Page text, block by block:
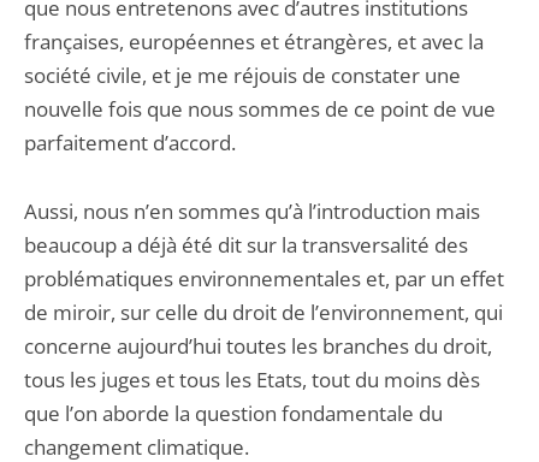
que nous entretenons avec d’autres institutions
françaises, européennes et étrangères, et avec la
société civile, et je me réjouis de constater une
nouvelle fois que nous sommes de ce point de vue
parfaitement d’accord.
Aussi, nous n’en sommes qu’à l’introduction mais
beaucoup a déjà été dit sur la transversalité des
problématiques environnementales et, par un effet
de miroir, sur celle du droit de l’environnement, qui
concerne aujourd’hui toutes les branches du droit,
tous les juges et tous les Etats, tout du moins dès
que l’on aborde la question fondamentale du
changement climatique.